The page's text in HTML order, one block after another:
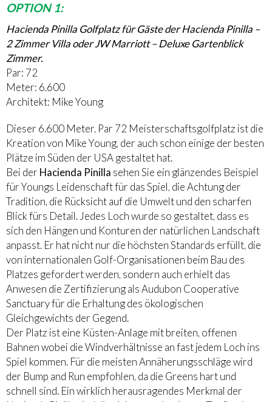
OPTION 1:
Hacienda Pinilla Golfplatz für Gäste der Hacienda Pinilla –
2 Zimmer Villa oder JW Marriott – Deluxe Gartenblick
Zimmer.
Par: 72
Meter: 6.600
Architekt: Mike Young
Dieser 6.600 Meter, Par 72 Meisterschaftsgolfplatz ist die
Kreation von Mike Young, der auch schon einige der besten
Plätze im Süden der USA gestaltet hat.
Bei der Hacienda Pinilla sehen Sie ein glänzendes Beispiel
für Youngs Leidenschaft für das Spiel, die Achtung der
Tradition, die Rücksicht auf die Umwelt und den scharfen
Blick fürs Detail. Jedes Loch wurde so gestaltet, dass es
sich den Hängen und Konturen der natürlichen Landschaft
anpasst. Er hat nicht nur die höchsten Standards erfüllt, die
von internationalen Golf-Organisationen beim Bau des
Platzes gefordert werden, sondern auch erhielt das
Anwesen die Zertifizierung als Audubon Cooperative
Sanctuary für die Erhaltung des ökologischen
Gleichgewichts der Gegend.
Der Platz ist eine Küsten-Anlage mit breiten, offenen
Bahnen wobei die Windverhältnisse an fast jedem Loch ins
Spiel kommen. Für die meisten Annäherungsschläge wird
der Bump and Run empfohlen, da die Greens hart und
schnell sind. Ein wirklich herausragendes Merkmal der